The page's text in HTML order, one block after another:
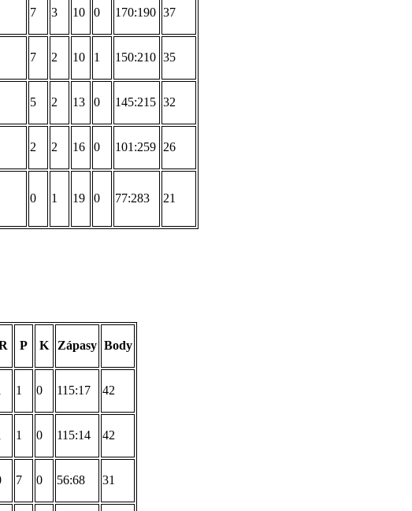
7 3 10 0 170:190 37
7 2 10 1 150:210 35
5 2 13 0 145:215 32
2 2 16 0 101:259 26
0 1 19 0 77:283 21
P K Zápasy Body
1 0 115:17 42
1 0 115:14 42
7 0 56:68 31